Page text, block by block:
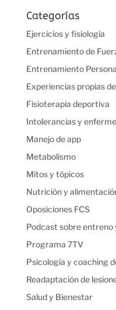
Categorías
Ejercicios y fisiología
Entrenamiento de
Entrenamiento
Experiencias propias
Fisioterapia deportiva
Intolerancias y
Manejo de app
Metabolismo
Mitos y tópicos
Nutrición y
Oposiciones FCS
Podcast sobre entreno
Programa 7TV
Psicología y coaching
Readaptación de
Salud y Bienestar